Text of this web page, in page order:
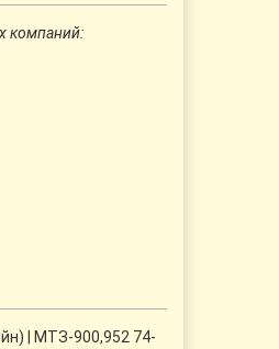
компаний:
| МТЗ-900,952 74-